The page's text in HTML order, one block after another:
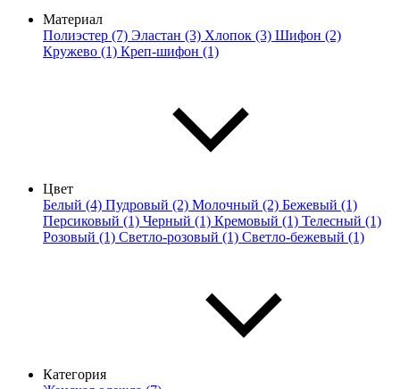
Материал
Полиэстер (7) Эластан (3) Хлопок (3) Шифон (2)
Кружево (1) Креп-шифон (1)
Цвет
Белый (4) Пудровый (2) Молочный (2) Бежевый (1)
Персиковый (1) Черный (1) Кремовый (1) Телесный (1)
Розовый (1) Светло-розовый (1) Светло-бежевый (1)
Категория